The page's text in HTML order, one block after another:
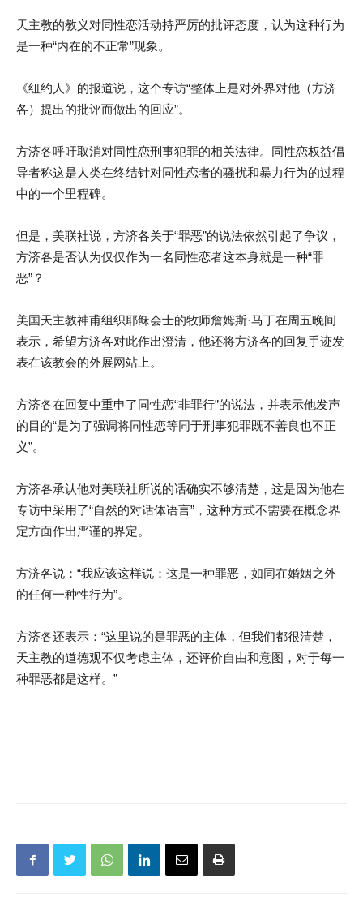
天主教的教义对同性恋活动持严厉的批评态度，认为这种行为
是一种“内在的不正常”现象。
《纽约人》的报道说，这个专访“整体上是对外界对他（方济
各）提出的批评而做出的回应”。
方济各呼吁取消对同性恋刑事犯罪的相关法律。同性恋权益倡
导者称这是人类在终结针对同性恋者的骚扰和暴力行为的过程
中的一个里程碑。
但是，美联社说，方济各关于“罪恶”的说法依然引起了争议，
方济各是否认为仅仅作为一名同性恋者这本身就是一种“罪
恶”？
美国天主教神甫组织耶稣会士的牧师詹姆斯·马丁在周五晚间
表示，希望方济各对此作出澄清，他还将方济各的回复手迹发
表在该教会的外展网站上。
方济各在回复中重申了同性恋“非罪行”的说法，并表示他发声
的目的“是为了强调将同性恋等同于刑事犯罪既不善良也不正
义”。
方济各承认他对美联社所说的话确实不够清楚，这是因为他在
专访中采用了“自然的对话体语言”，这种方式不需要在概念界
定方面作出严谨的界定。
方济各说：“我应该这样说：这是一种罪恶，如同在婚姻之外
的任何一种性行为”。
方济各还表示：“这里说的是罪恶的主体，但我们都很清楚，
天主教的道德观不仅考虑主体，还评价自由和意图，对于每一
种罪恶都是这样。”